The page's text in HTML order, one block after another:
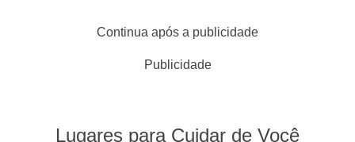
Continua após a publicidade
Publicidade
Lugares para Cuidar de Você